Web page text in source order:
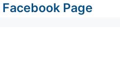
Facebook Page